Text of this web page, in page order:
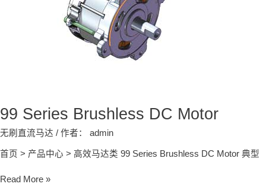
99 Series Brushless DC Motor
无刷直流马达 / 作者： admin
首页 > 产品中心 > 高效马达类 99 Series Brushless DC Motor 典型
Read More »